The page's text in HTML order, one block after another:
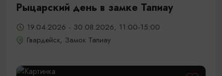
Рыцарский день в замке Тапиау
19.04.2026 - 30.08.2026, 11:00-15:00
Гвардейск, Замок Тапиау